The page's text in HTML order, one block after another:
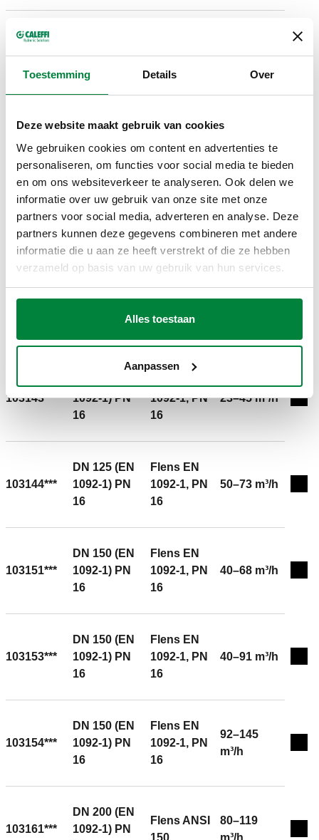
Toestemming Details Over
Deze website maakt gebruik van cookies
We gebruiken cookies om content en advertenties te
personaliseren, om functies voor social media te bieden
en om ons websiteverkeer te analyseren. Ook delen we
informatie over uw gebruik van onze site met onze
partners voor social media, adverteren en analyse. Deze
partners kunnen deze gegevens combineren met andere
informatie die u aan ze heeft verstrekt of die ze hebben
verzameld op basis van uw gebruik van hun services.
Alles toestaan
Aanpassen
103231***
1092-1) PN
25
18–34 m³/h
DN 100 (EN
40–390
kPa
103234***
DN 100 (EN
50–73 m³/h
55–210
kPa
103143***
1092-1) PN
16
1092-1, PN
16
23–45 m³/h
103144***
DN 125 (EN
1092-1) PN
16
Flens EN
1092-1, PN
16
50–73 m³/h
103151***
DN 150 (EN
1092-1) PN
16
Flens EN
1092-1, PN
16
40–68 m³/h
103153***
DN 150 (EN
1092-1) PN
16
Flens EN
1092-1, PN
16
40–91 m³/h
103154***
DN 150 (EN
1092-1) PN
16
Flens EN
1092-1, PN
16
92–145
m³/h
103161***
DN 200 (EN
1092-1) PN
Flens ANSI
80–119